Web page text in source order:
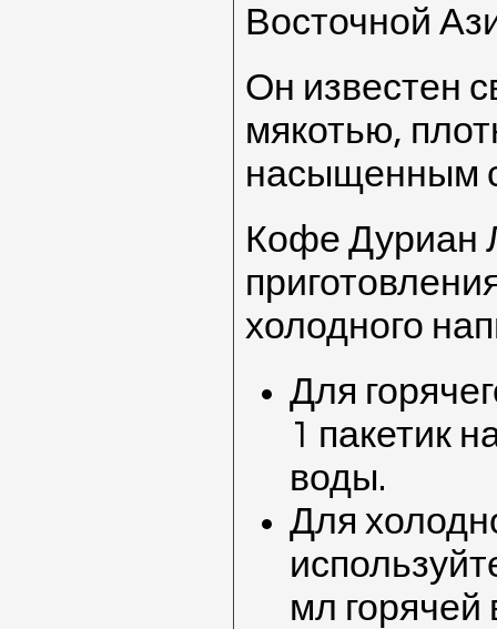
Восточной
Он известен
мякотью,
насыщенным
Кофе Дуриан
холодного
Для
1 пакетик
воды.
Для
мл горячей